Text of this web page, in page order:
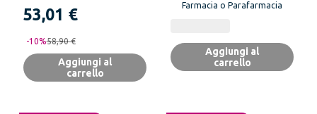
53,01 €
-10%58,90 €
Aggiungi al
carrello
Farmacia o Parafarmacia
Aggiungi al
carrello